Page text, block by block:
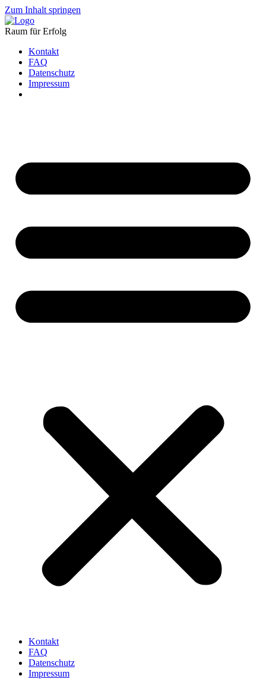
Zum Inhalt springen
Raum für Erfolg
Kontakt
FAQ
Datenschutz
Impressum
Kontakt
FAQ
Datenschutz
Impressum